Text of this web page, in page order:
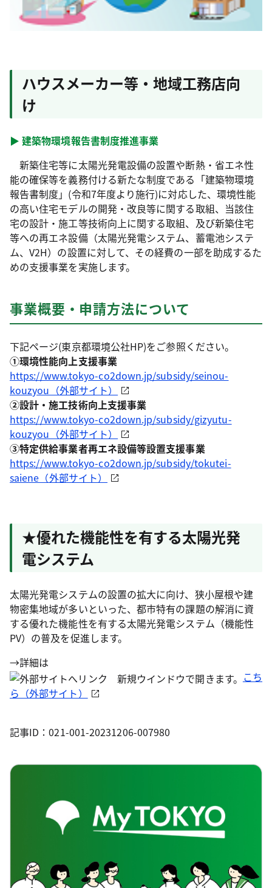
ハウスメーカー等・地域工務店向
け
▶ 建築物環境報告書制度推進事業
新築住宅等に太陽光発電設備の設置や断熱・省エネ性
能の確保等を義務付ける新たな制度である「建築物環境
報告書制度」(令和7年度より施行)に対応した、環境性能
の高い住宅モデルの開発・改良等に関する取組、当該住
宅の設計・施工等技術向上に関する取組、及び新築住宅
等への再エネ設備（太陽光発電システム、蓄電池システ
ム、V2H）の設置に対して、その経費の一部を助成するた
めの支援事業を実施します。
事業概要・申請方法について
下記ページ(東京都環境公社HP)をご参照ください。
①環境性能向上支援事業
https://www.tokyo-co2down.jp/subsidy/seinou-
kouzyou（外部サイト）
②設計・施工技術向上支援事業
https://www.tokyo-co2down.jp/subsidy/gizyutu-
kouzyou（外部サイト）
③特定供給事業者再エネ設備等設置支援事業
https://www.tokyo-co2down.jp/subsidy/tokutei-
saiene（外部サイト）
★優れた機能性を有する太陽光発
電システム
太陽光発電システムの設置の拡大に向け、狭小屋根や建
物密集地域が多いといった、都市特有の課題の解消に資
する優れた機能性を有する太陽光発電システム（機能性
PV）の普及を促進します。
→詳細は
こち
ら（外部サイト）
記事ID：021-001-20231206-007980